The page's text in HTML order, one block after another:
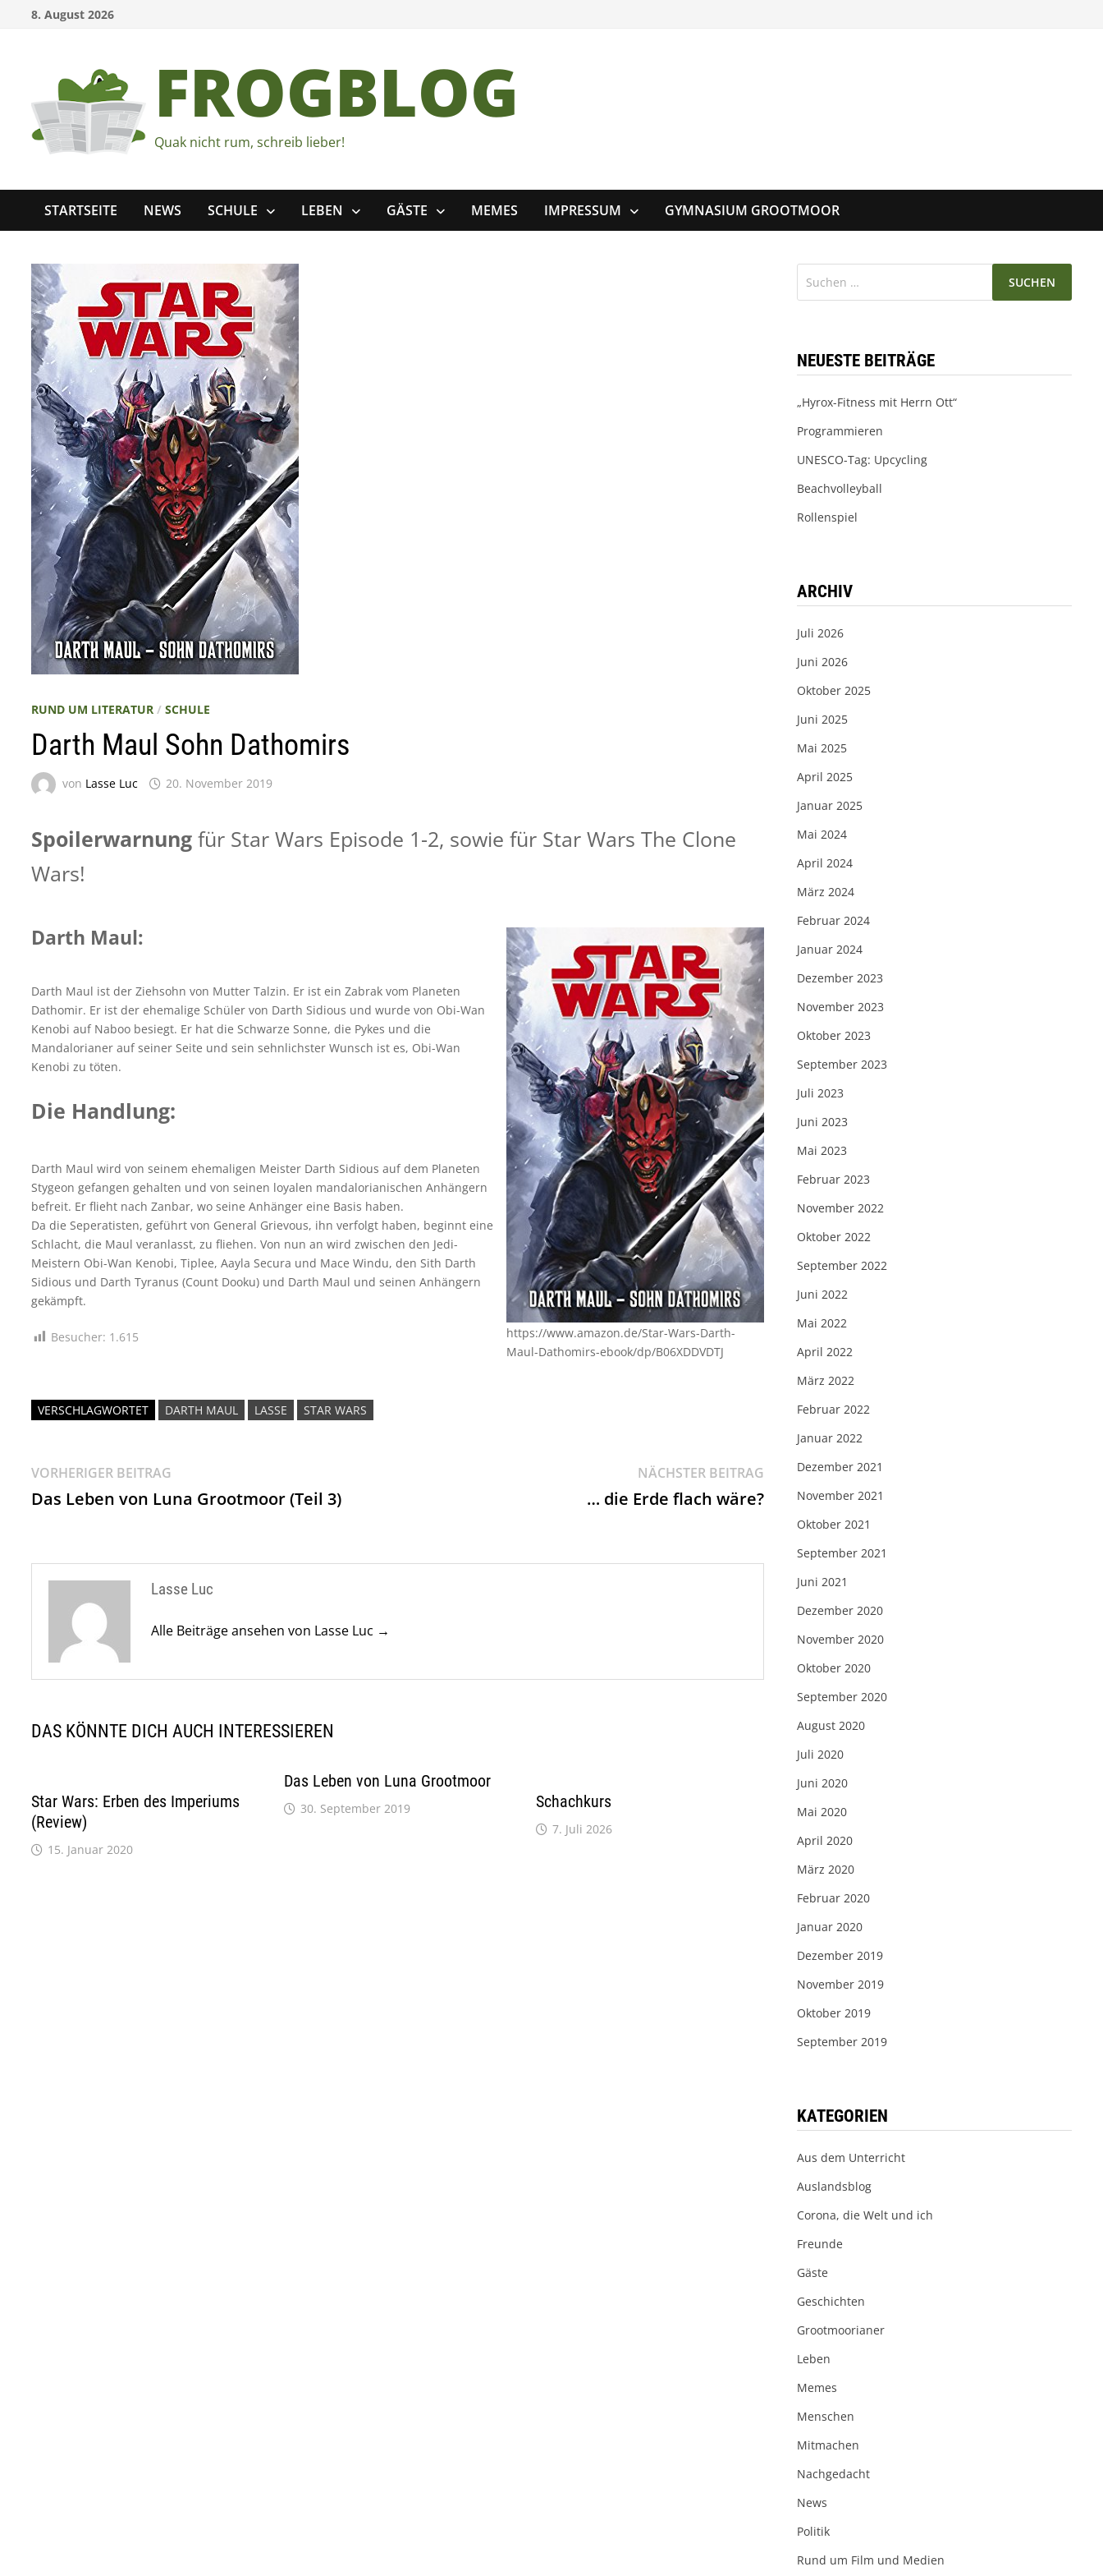
8. August 2026
FROGBLOG
Quak nicht rum, schreib lieber!
STARTSEITE NEWS SCHULE LEBEN GÄSTE MEMES IMPRESSUM GYMNASIUM GROOTMOOR
RUND UM LITERATUR /SCHULE
Darth Maul Sohn Dathomirs
von Lasse Luc 20. November 2019
Spoilerwarnungfür Star Wars Episode 1-2, sowie für Star Wars The Clone
Wars!
https://www.amazon.de/Star-Wars-Darth-
Maul-Dathomirs-ebook/dp/B06XDDVDTJ
Darth Maul:
Darth Maul ist der Ziehsohn von Mutter Talzin. Er ist ein Zabrak vom Planeten
Dathomir. Er ist der ehemalige Schüler von Darth Sidious und wurde von Obi-Wan
Kenobi auf Naboo besiegt. Er hat die Schwarze Sonne, die Pykes und die
Mandalorianer auf seiner Seite und sein sehnlichster Wunsch ist es, Obi-Wan
Kenobi zu töten.
Die Handlung:
Darth Maul wird von seinem ehemaligen Meister Darth Sidious auf dem Planeten
Stygeon gefangen gehalten und von seinen loyalen mandalorianischen Anhängern
befreit. Er flieht nach Zanbar, wo seine Anhänger eine Basis haben.
Da die Seperatisten, geführt von General Grievous, ihn verfolgt haben, beginnt eine
Schlacht, die Maul veranlasst, zu fliehen. Von nun an wird zwischen den Jedi-
Meistern Obi-Wan Kenobi, Tiplee, Aayla Secura und Mace Windu, den Sith Darth
Sidious und Darth Tyranus (Count Dooku) und Darth Maul und seinen Anhängern
gekämpft.
Besucher: 1.615
VERSCHLAGWORTET DARTH MAUL LASSE STAR WARS
Beitragsnavigation
VORHERIGER BEITRAG
Beitrag:
Das Leben von Luna Grootmoor (Teil 3)
NÄCHSTER BEITRAGNächster
Beitrag:
… die Erde flach wäre?
Lasse Luc
Alle Beiträge ansehen von Lasse Luc →
DAS KÖNNTE DICH AUCH INTERESSIEREN
Star Wars: Erben des Imperiums
(Review)
15. Januar 2020
Das Leben von Luna Grootmoor
30. September 2019 Schachkurs
7. Juli 2026
NEUESTE BEITRÄGE
„Hyrox-Fitness mit Herrn Ott“
Programmieren
UNESCO-Tag: Upcycling
Beachvolleyball
Rollenspiel
ARCHIV
Juli 2026
Juni 2026
Oktober 2025
Juni 2025
Mai 2025
April 2025
Januar 2025
Mai 2024
April 2024
März 2024
Februar 2024
Januar 2024
Dezember 2023
November 2023
Oktober 2023
September 2023
Juli 2023
Juni 2023
Mai 2023
Februar 2023
November 2022
Oktober 2022
September 2022
Juni 2022
Mai 2022
April 2022
März 2022
Februar 2022
Januar 2022
Dezember 2021
November 2021
Oktober 2021
September 2021
Juni 2021
Dezember 2020
November 2020
Oktober 2020
September 2020
August 2020
Juli 2020
Juni 2020
Mai 2020
April 2020
März 2020
Februar 2020
Januar 2020
Dezember 2019
November 2019
Oktober 2019
September 2019
KATEGORIEN
Aus dem Unterricht
Auslandsblog
Corona, die Welt und ich
Freunde
Gäste
Geschichten
Grootmoorianer
Leben
Memes
Menschen
Mitmachen
Nachgedacht
News
Politik
Rund um Film und Medien